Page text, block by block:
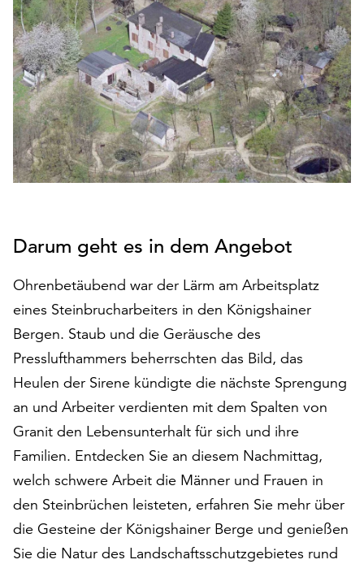
den
Betrieb
der
Seite
notwendig
sind
(funktionale
Cookies),
sowie
solche,
zu
anonymen
Statistikzwecken
genutzt
werden.
Klicken
Sie
auf
akzeptieren“,
um
alle
Cookies
akzeptieren.
Sie
können
Darum geht es in dem Angebot
Ohrenbetäubend war der Lärm am Arbeitsplatz
eines Steinbrucharbeiters in den Königshainer
Bergen. Staub und die Geräusche des
Presslufthammers beherrschten das Bild, das
Heulen der Sirene kündigte die nächste Sprengung
an und Arbeiter verdienten mit dem Spalten von
Granit den Lebensunterhalt für sich und ihre
Familien. Entdecken Sie an diesem Nachmittag,
welch schwere Arbeit die Männer und Frauen in
den Steinbrüchen leisteten, erfahren Sie mehr über
die Gesteine der Königshainer Berge und genießen
Sie die Natur des Landschaftsschutzgebietes rund